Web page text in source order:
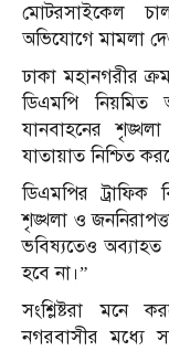
মোটরসাইকেল
অভিযোগে মামলা
ঢাকা মহানগরীর
ডিএমপি নিয়মিত
যানবাহনের
যাতায়াত নিশ্চিত
ডিএমপির ট্রাফিক
শৃঙ্খলা ও
ভবিষ্যতেও
হবে না।”
সংশ্লিষ্টরা মনে
নগরবাসীর মধ্যে